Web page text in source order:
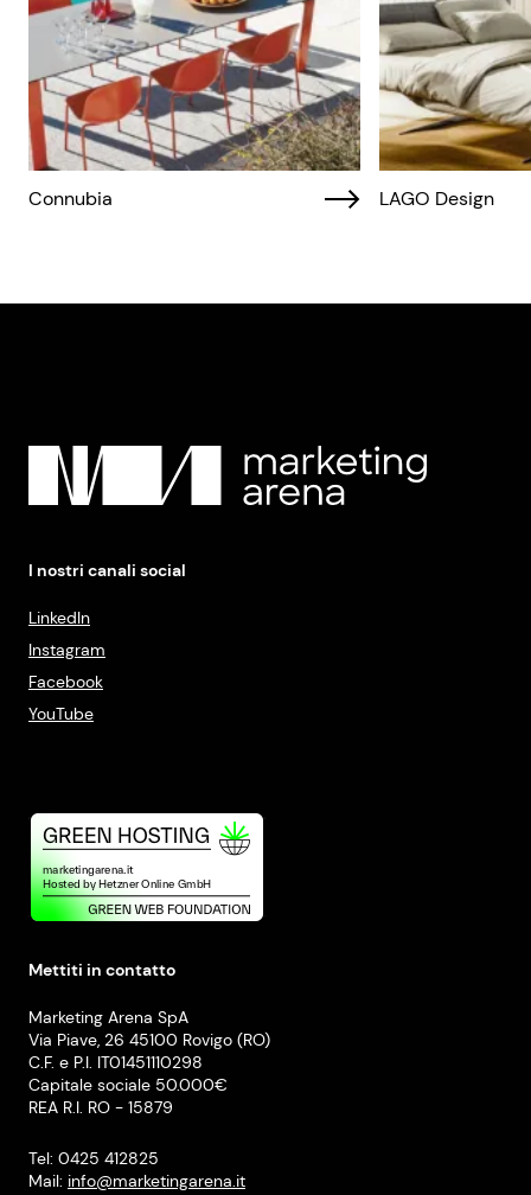
Connubia LAGO Design
I nostri canali social
LinkedIn
Instagram
Facebook
YouTube
Mettiti in contatto
Marketing Arena SpA
Via Piave, 26 45100 Rovigo (RO)
C.F. e P.I. IT01451110298
Capitale sociale 50.000€
REA R.I. RO - 15879
Tel: 0425 412825
Mail: info@marketingarena.it